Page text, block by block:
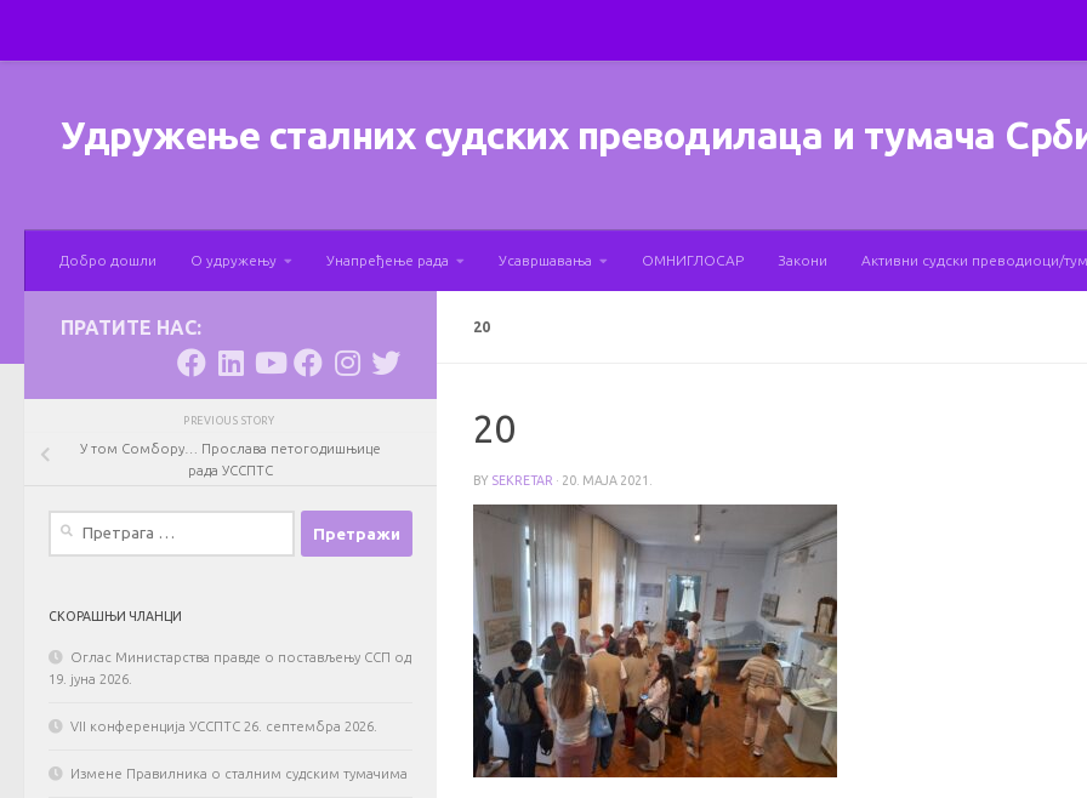
Удружење сталних судских преводилаца и тумача
Добро дошли О удружењу Унапређење рада Усавршавања ОМНИГЛОСАР Закони Активни судски преводиоци/
20
20
BY SEKRETAR · 20. МАЈА 2021.
ПРАТИТЕ НАС:
PREVIOUS STORY
У том Сомбору… Прослава петогодишњице
рада УССПТС
СКОРАШЊИ ЧЛАНЦИ
Оглас Министарства правде о постављењу ССП од
19. јуна 2026.
VII конференција УССПТС 26. септембра 2026.
Измене Правилника о сталним судским тумачима